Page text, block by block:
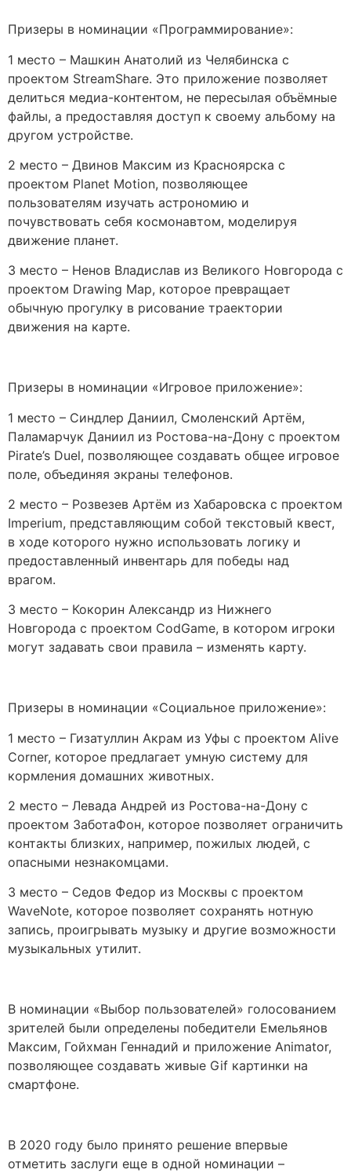
Призеры в номинации «Программирование»:
1 место – Машкин Анатолий из Челябинска с
проектом StreamShare. Это приложение позволяет
делиться медиа-контентом, не пересылая объёмные
файлы, а предоставляя доступ к своему альбому на
другом устройстве.
2 место – Двинов Максим из Красноярска с
проектом Planet Motion, позволяющее
пользователям изучать астрономию и
почувствовать себя космонавтом, моделируя
движение планет.
3 место – Ненов Владислав из Великого Новгорода с
проектом Drawing Map, которое превращает
обычную прогулку в рисование траектории
движения на карте.
Призеры в номинации «Игровое приложение»:
1 место – Синдлер Даниил, Смоленский Артём,
Паламарчук Даниил из Ростова-на-Дону с проектом
Pirate’s Duel, позволяющее создавать общее игровое
поле, объединяя экраны телефонов.
2 место – Розвезев Артём из Хабаровска с проектом
Imperium, представляющим собой текстовый квест,
в ходе которого нужно использовать логику и
предоставленный инвентарь для победы над
врагом.
3 место – Кокорин Александр из Нижнего
Новгорода с проектом CodGame, в котором игроки
могут задавать свои правила – изменять карту.
Призеры в номинации «Социальное приложение»:
1 место – Гизатуллин Акрам из Уфы с проектом Alive
Corner, которое предлагает умную систему для
кормления домашних животных.
2 место – Левада Андрей из Ростова-на-Дону с
проектом ЗаботаФон, которое позволяет ограничить
контакты близких, например, пожилых людей, с
опасными незнакомцами.
3 место – Седов Федор из Москвы с проектом
WaveNote, которое позволяет сохранять нотную
запись, проигрывать музыку и другие возможности
музыкальных утилит.
В номинации «Выбор пользователей» голосованием
зрителей были определены победители Емельянов
Максим, Гойхман Геннадий и приложение Animator,
позволяющее создавать живые Gif картинки на
смартфоне.
В 2020 году было принято решение впервые
отметить заслуги еще в одной номинации –